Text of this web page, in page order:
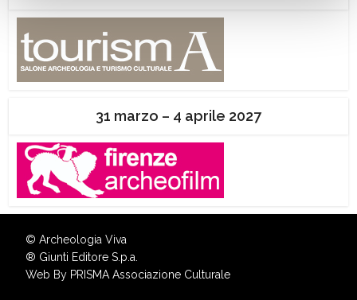
31 marzo – 4 aprile 2027
© Archeologia Viva
® Giunti Editore S.p.a.
Web By PRISMA Associazione Culturale